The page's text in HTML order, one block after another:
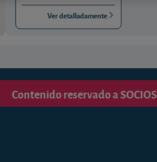
Ver detalladamente
Contenido reservado a SOCIOS